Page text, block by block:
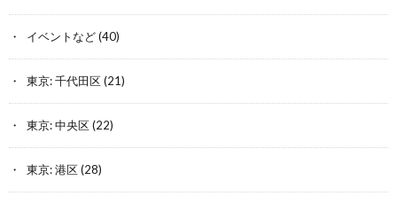
イベントなど(40)
東京: 千代田区(21)
東京: 中央区(22)
東京: 港区(28)